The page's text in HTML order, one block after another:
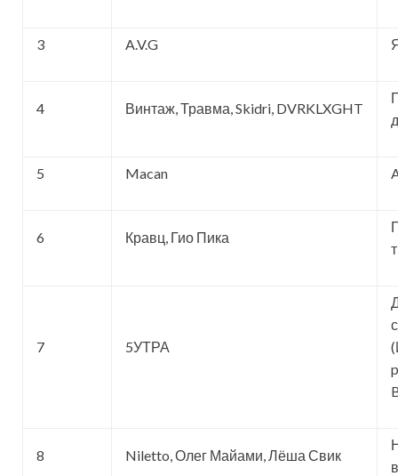
3 A.V.G
4 Винтаж, Травма, Skidri, DVRKLXGHT
5 Macan
6 Кравц, Гио Пика
7 5УТРА
8 Niletto, Олег Майами, Лёша Свик